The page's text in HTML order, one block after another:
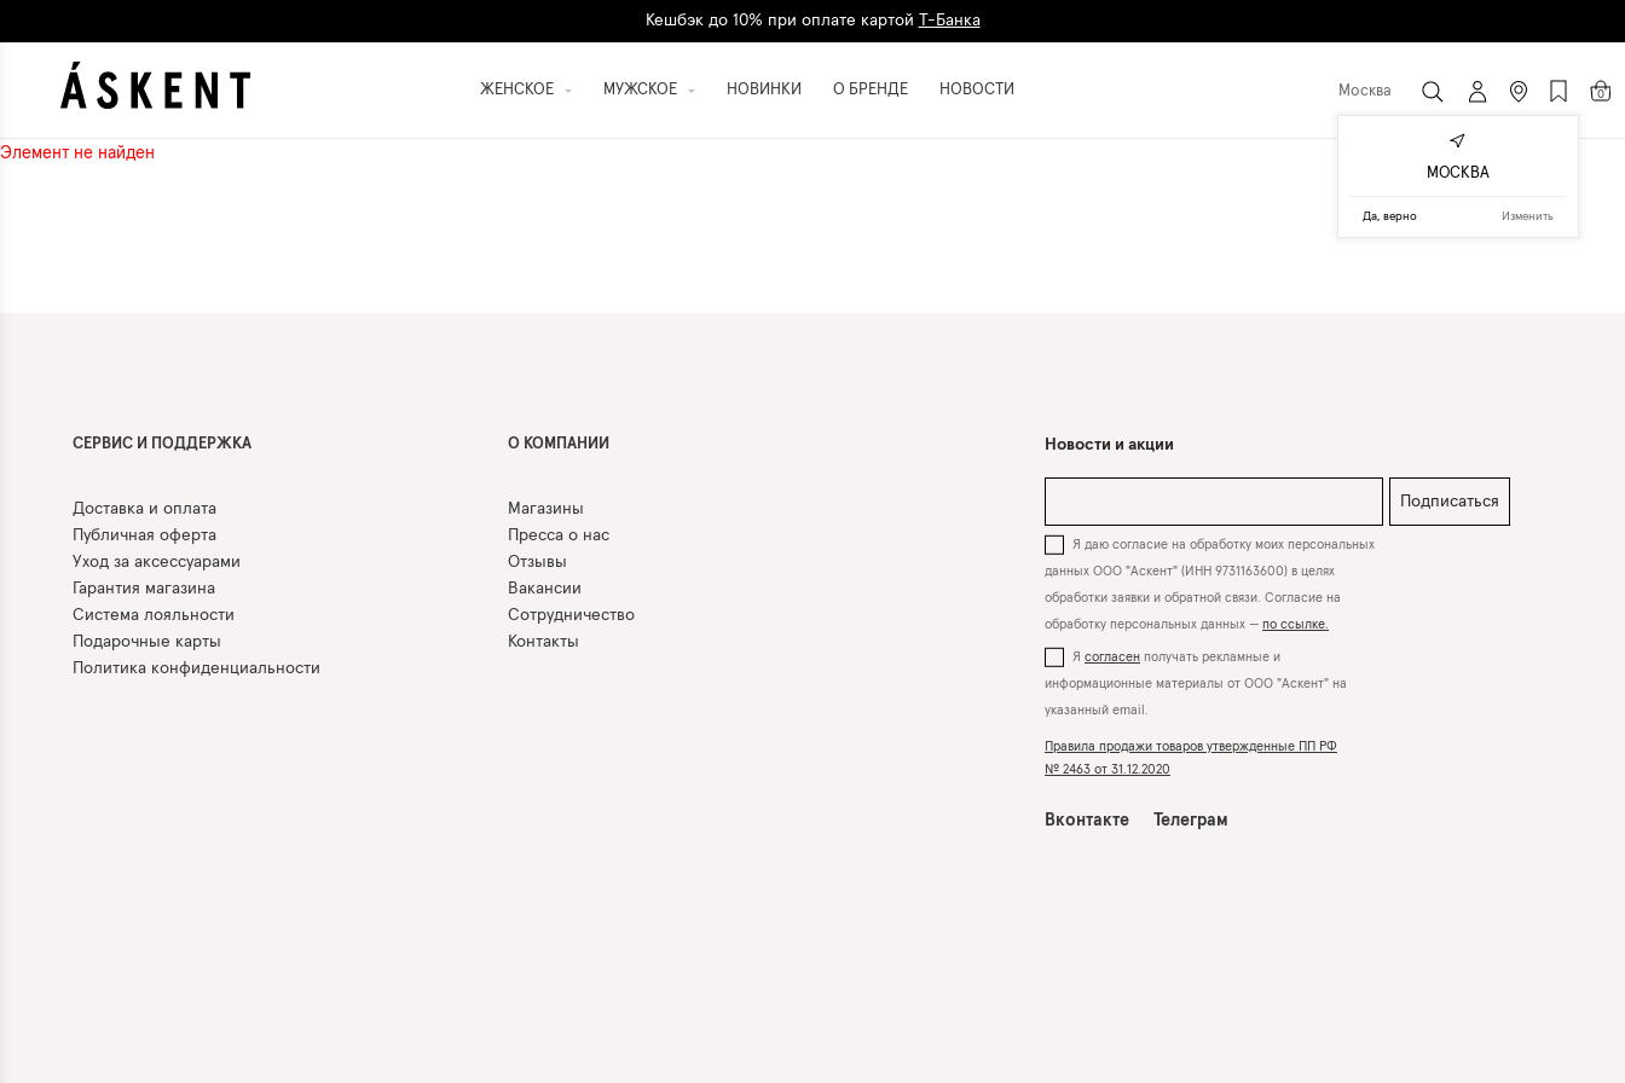
Кешбэк до 10% при оплате картой Т-Банка
ЖЕНСКОЕ МУЖСКОЕ НОВИНКИ О БРЕНДЕ НОВОСТИ Москва 0
Элемент не найден
СЕРВИС И ПОДДЕРЖКА
Доставка и оплата
Публичная оферта
Уход за аксессуарами
Гарантия магазина
Система лояльности
Подарочные карты
Политика конфиденциальности
О КОМПАНИИ
Магазины
Пресса о нас
Отзывы
Вакансии
Сотрудничество
Контакты
Новости и акции
Подписаться
Я даю согласие на обработку моих персональных
данных ООО "Аскент" (ИНН 9731163600) в целях
обработки заявки и обратной связи. Согласие на
обработку персональных данных — по ссылке.
Я согласен получать рекламные и
информационные материалы от ООО "Аскент" на
указанный email.
Правила продажи товаров утвержденные ПП РФ
№ 2463 от 31.12.2020
Вконтакте Телеграм
МОСКВА
Да, верно Изменить